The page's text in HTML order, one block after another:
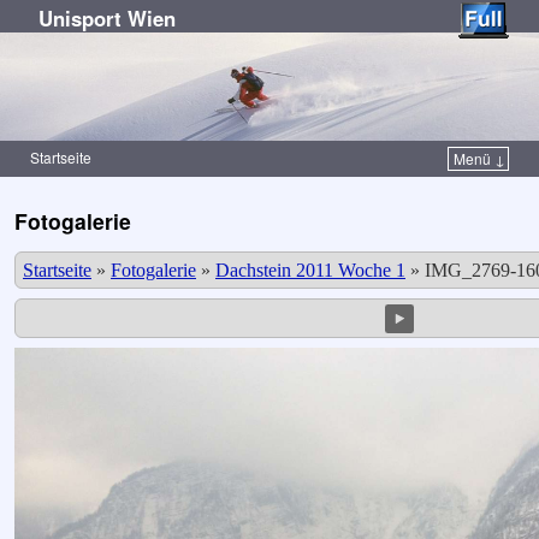
Unisport Wien
Startseite Menü ↓
Fotogalerie
Startseite » Fotogalerie » Dachstein 2011 Woche 1 » IMG_2769-